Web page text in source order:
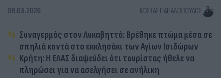
08.08.2026 ΚΏΣΤΑΣ ΠΑΠΑΔΌΠΟΥΛΟΣ
Συναγερμός στον Λυκαβηττό: Βρέθηκε πτώμα μέσα σε
σπηλιά κοντά στο εκκλησάκι των Αγίων Ισιδώρων
Κρήτη: Η ΕΛΑΣ διαψεύδει ότι τουρίστας ήθελε να
πληρώσει για να ασελγήσει σε ανήλικη